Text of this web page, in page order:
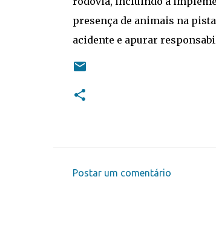
presença de animais na
acidente e apurar
Postar um comentário